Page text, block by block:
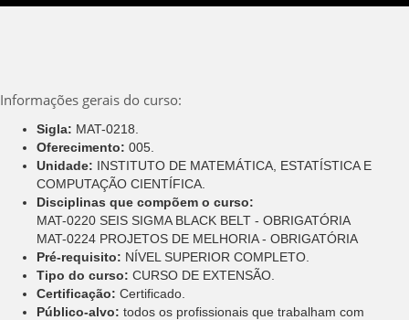
Informações gerais do curso:
Sigla: MAT-0218.
Oferecimento: 005.
Unidade: INSTITUTO DE MATEMÁTICA, ESTATÍSTICA E
COMPUTAÇÃO CIENTÍFICA.
Disciplinas que compõem o curso:
MAT-0220 SEIS SIGMA BLACK BELT - OBRIGATÓRIA
MAT-0224 PROJETOS DE MELHORIA - OBRIGATÓRIA
Pré-requisito: NÍVEL SUPERIOR COMPLETO.
Tipo do curso: CURSO DE EXTENSÃO.
Certificação: Certificado.
Público-alvo: todos os profissionais que trabalham com